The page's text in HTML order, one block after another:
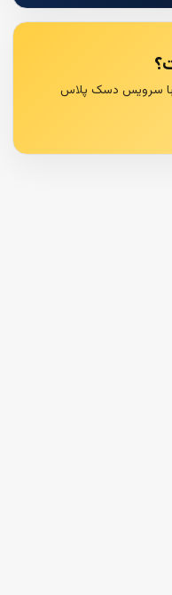
معرفی مسیر پیاده‌سازی ITSM و ITIL با سرویس دسک پلاس